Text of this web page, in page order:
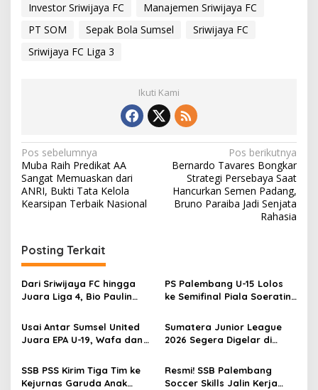
Investor Sriwijaya FC
Manajemen Sriwijaya FC
PT SOM
Sepak Bola Sumsel
Sriwijaya FC
Sriwijaya FC Liga 3
Ikuti Kami
N
a
v
a
s
i
o
Pos sebelumnya
Muba Raih Predikat AA
Sangat Memuaskan dari
ANRI, Bukti Tata Kelola
Kearsipan Terbaik Nasional
Pos berikutnya
Bernardo Tavares Bongkar
Strategi Persebaya Saat
Hancurkan Semen Padang,
Bruno Paraiba Jadi Senjata
Rahasia
Posting Terkait
Dari Sriwijaya FC hingga
Juara Liga 4, Bio Paulin
Bersama Pasuruan United
PS Palembang U-15 Lolos
ke Semifinal Piala Soeratin
PS Banyuasin U-15 8-2
Usai Antar Sumsel United
Juara EPA U-19, Wafa dan
Timnas Indonesia U-20
Sumatera Junior League
2026 Segera Digelar di
Berpeluang Tembus
Putaran Nasional
SSB PSS Kirim Tiga Tim ke
Kejurnas Garuda Anak
Resmi! SSB Palembang
Soccer Skills Jalin Kerja